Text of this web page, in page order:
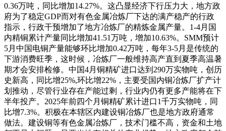
0.36万吨，同比增加14.27%。这凸显经济下行压力大，地方政
府为了稳定GDP而对有色金属冶炼厂下达的满产稳产的行政
指示，行政干预增加了地方冶炼厂的精炼金属产量。1-4月国
内精铜累计产量同比增加41.51万吨，增加10.63%。SMM预计
5月中国电铜产量能够环比增加0.42万吨，每年3-5月是传统的
下游消费旺季，这时候，冶炼厂一般维持高产直到夏季高温暑
期才会安排检修。中国4月铜精矿进口达到290万实物吨，创历
史新高，同比增25%,环比增22%，主要受国内铜冶炼厂扩产计
划推动，尽管行业存在产能过剩，行业内仍有更多产能将在下
半年投产。2025年前四个月铜精矿累计进口1千万实物吨，同
比增7.3%。积极在本辖区内建设铜冶炼厂也是地方政府通常
做法。建设铜等有色金属冶炼厂，技术门槛不高，资金和土地